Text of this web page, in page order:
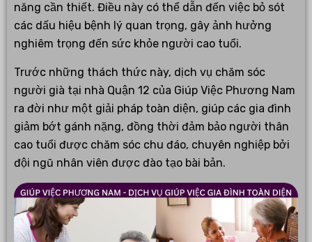
năng cần thiết. Điều này có thể dẫn đến việc bỏ sót
các dấu hiệu bệnh lý quan trọng, gây ảnh hưởng
nghiêm trọng đến sức khỏe người cao tuổi.
Trước những thách thức này, dịch vụ chăm sóc
người già tại nhà Quận 12 của Giúp Việc Phương Nam
ra đời như một giải pháp toàn diện, giúp các gia đình
giảm bớt gánh nặng, đồng thời đảm bảo người thân
cao tuổi được chăm sóc chu đáo, chuyên nghiệp bởi
đội ngũ nhân viên được đào tạo bài bản.